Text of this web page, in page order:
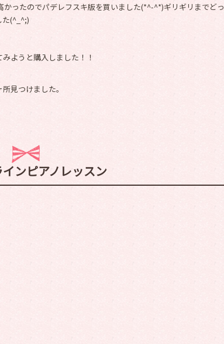
ったのでパデレフスキ版を買いました(*^-^*)ギリギリまでどっ
た(^_^;)
ようと購入しました！！
見つけました。
ンピアノレッスン